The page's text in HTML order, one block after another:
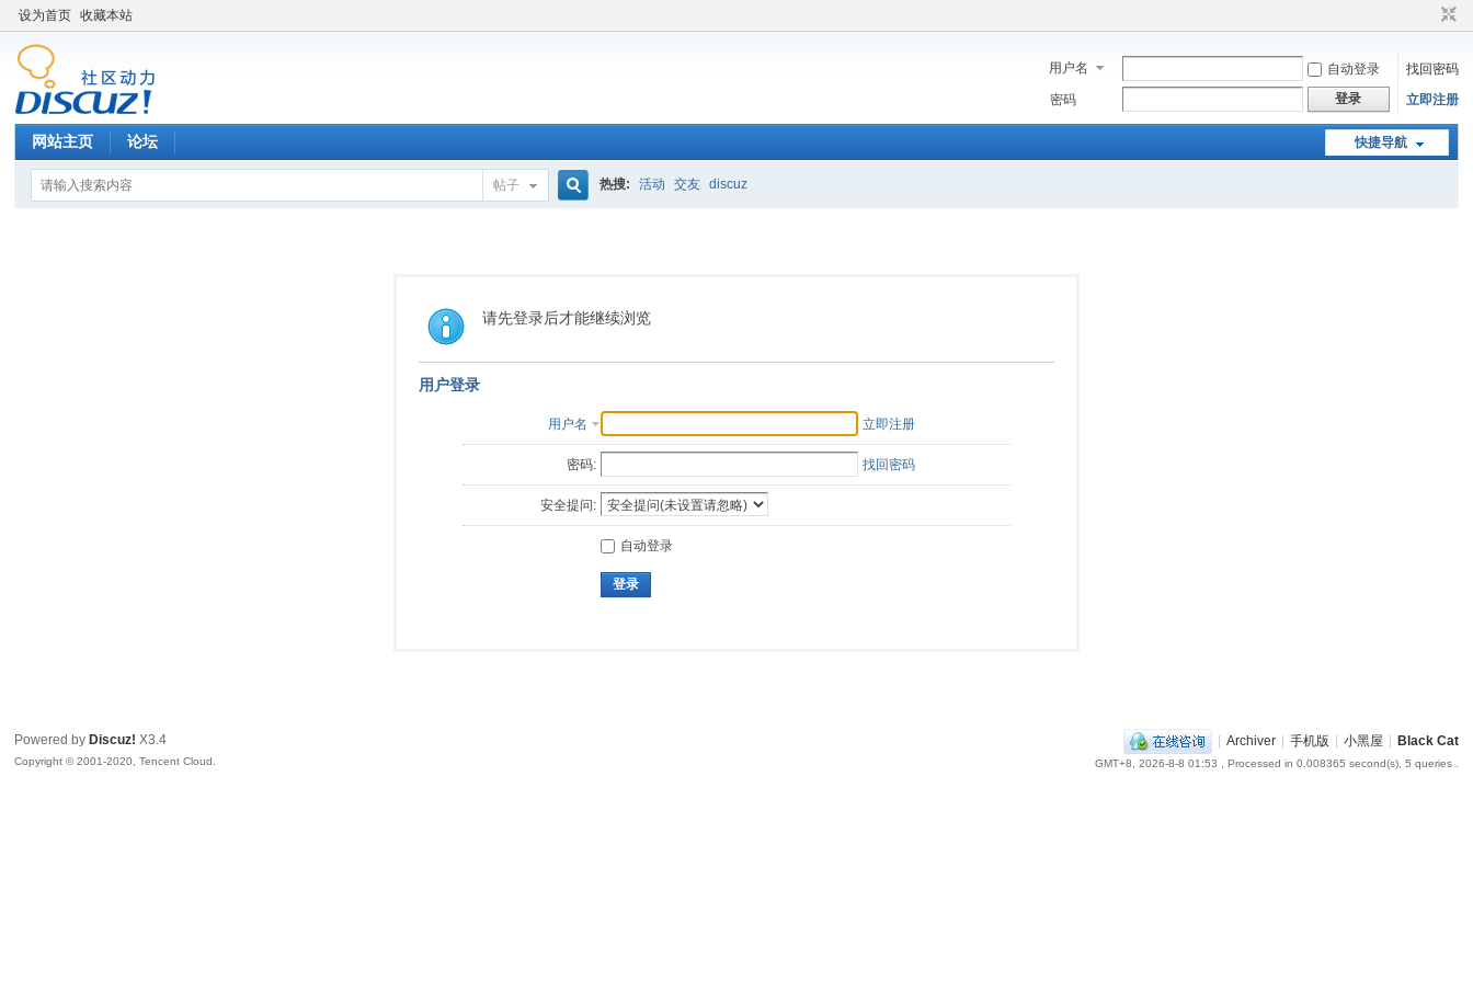
设为首页 收藏本站
用户名 自动登录
找回密码
密码
登录 立即注册
快捷导航
网站主页 论坛
帖子
索
热搜: 活动 交友 discuz
请先登录后才能继续浏览
用户登录
用户名 立即注册
密码: 找回密码
安全提问:
自动登录
登录
| Archiver | 手机版 | 小黑屋 | Black Cat
GMT+8, 2026-8-8 01:53 , Processed in 0.008365 second(s), 5 queries .
Powered by Discuz! X3.4
Copyright © 2001-2020, Tencent Cloud.